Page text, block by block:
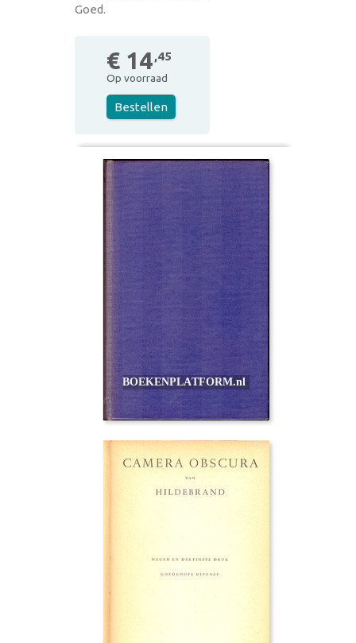
Goed.
€ 14,45
Op voorraad
Bestellen